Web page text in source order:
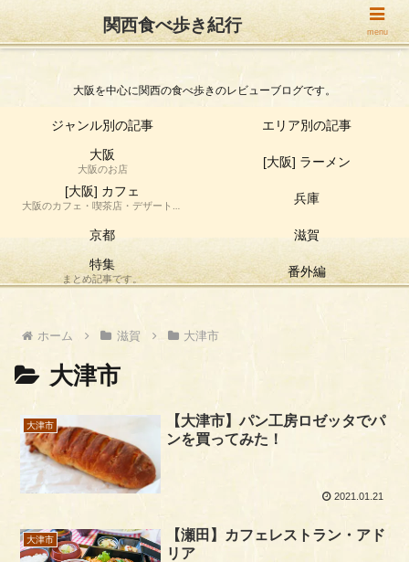
関西食べ歩き紀行
大阪を中心に関西の食べ歩きのレビューブログです。
ジャンル別の記事
エリア別の記事
大阪
大阪のお店
[大阪] ラーメン
[大阪] カフェ
大阪のカフェ・喫茶店・デザート店
兵庫
京都
滋賀
特集
まとめ記事です。 番外編
ホーム 滋賀 大津市
大津市
大津市
【大津市】パン工房ロゼッタでパ
ンを買ってみた！
2021.01.21
大津市
【瀬田】カフェレストラン・アド
リア
関西食べ歩き紀行 menu